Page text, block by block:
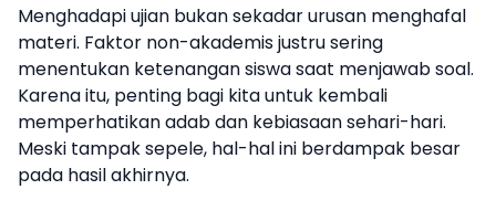
Menghadapi ujian bukan sekadar urusan menghafal
materi. Faktor non-akademis justru sering
menentukan ketenangan siswa saat menjawab soal.
Karena itu, penting bagi kita untuk kembali
memperhatikan adab dan kebiasaan sehari-hari.
Meski tampak sepele, hal-hal ini berdampak besar
pada hasil akhirnya.